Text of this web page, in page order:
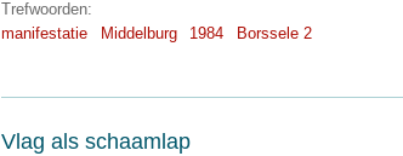
Trefwoorden:
manifestatie
Middelburg 1984 Borssele 2
Vlag als schaamlap